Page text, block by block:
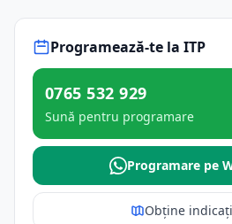
Programează-te la ITP
0765 532 929
Sună pentru programare
Programare pe
Obține